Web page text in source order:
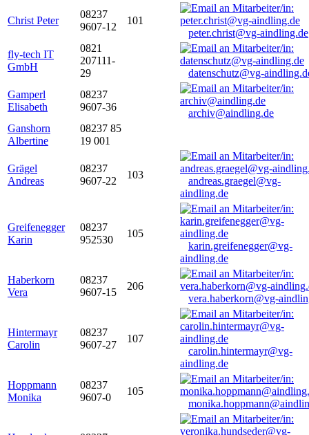
Christ Peter
08237
9607-12
101
peter.christ@vg-aindling.de
fly-tech IT
GmbH
0821
207111-
29
datenschutz@vg-
Gamperl
Elisabeth
08237
9607-36
archiv@aindling.de
Ganshorn
Albertine
08237 85
19 001
Grägel
Andreas
08237
9607-22
103
andreas.graegel@vg-
aindling.de
Greifenegger
Karin
08237
952530
105
karin.greifenegger@vg-
aindling.de
Haberkorn
Vera
08237
9607-15
206
vera.haberkorn@vg-
Hintermayr
Carolin
08237
9607-27
107
carolin.hintermayr@vg-
aindling.de
Hoppmann
Monika
08237
9607-0
105